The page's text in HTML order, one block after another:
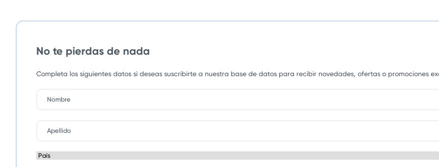
No te pierdas de nada
Completa los siguientes datos si deseas suscribirte a nuestra base de datos para recibir novedades, ofertas o promociones